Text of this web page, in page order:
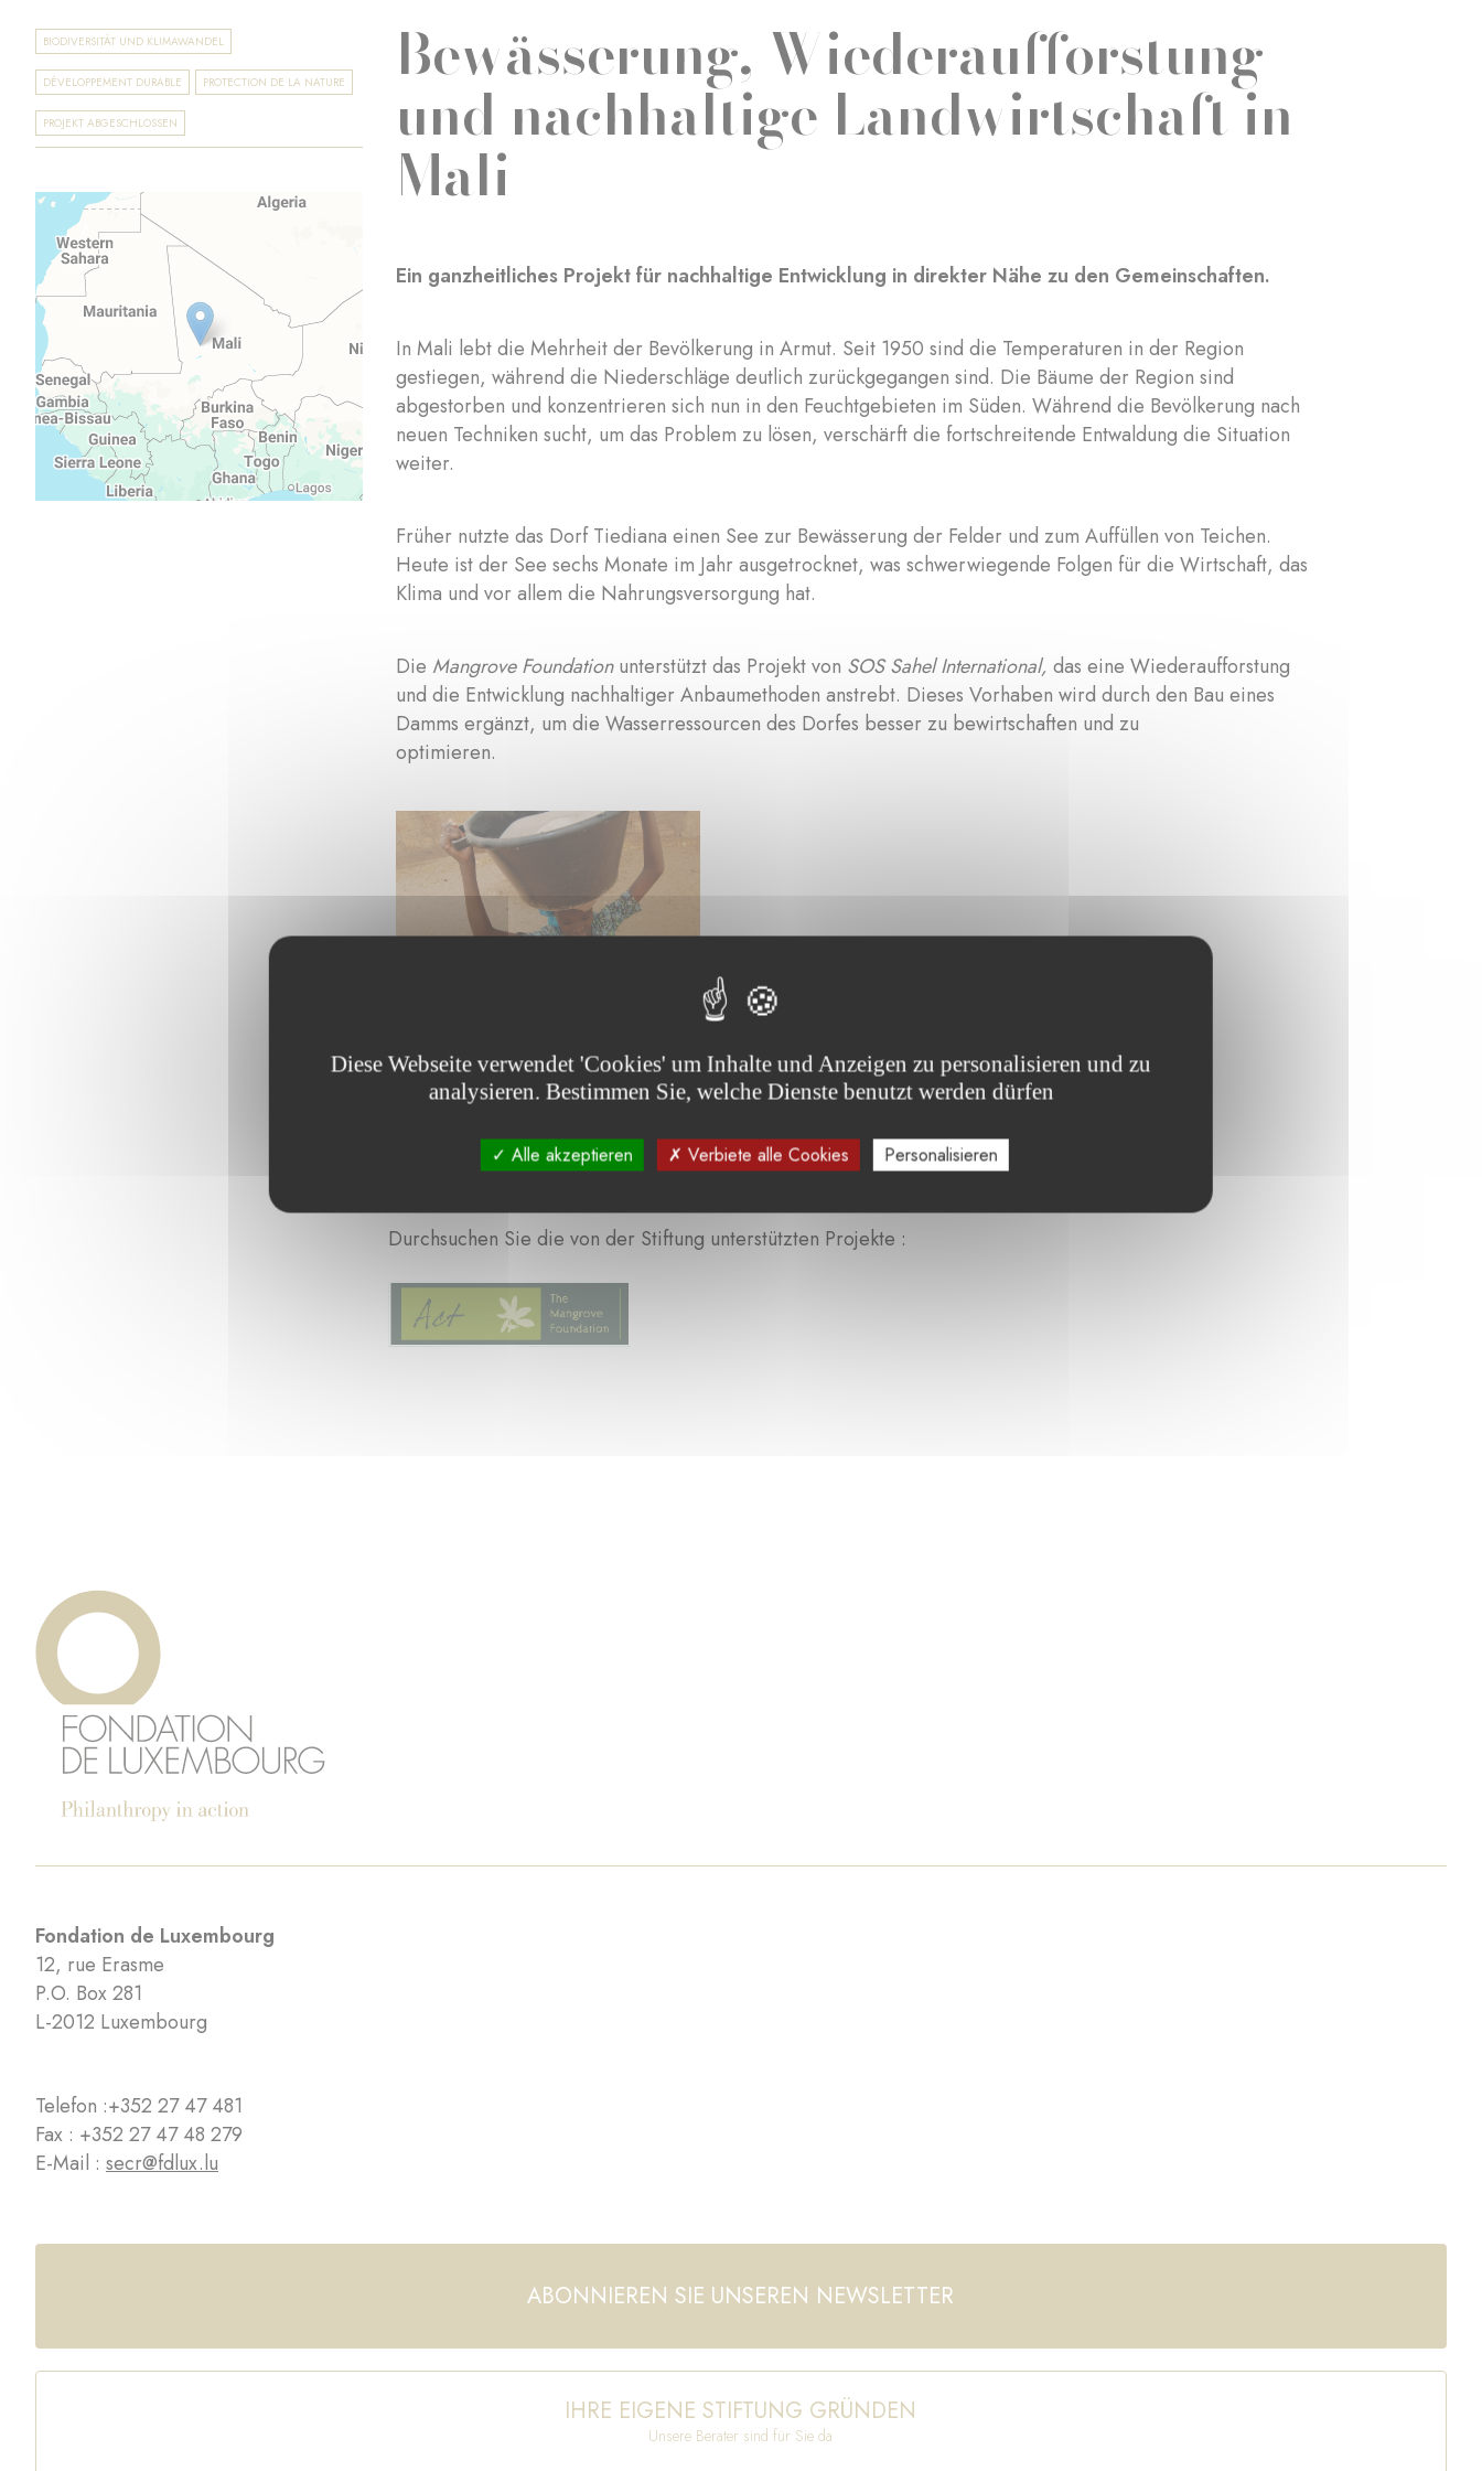
BIODIVERSITÄT UND KLIMAWANDEL
DÉVELOPPEMENT DURABLE PROTECTION DE LA NATURE
PROJEKT ABGESCHLOSSEN
Bewässerung, Wiederaufforstung
und nachhaltige Landwirtschaft in
Mali
Ein ganzheitliches Projekt für nachhaltige Entwicklung in direkter Nähe zu den Gemeinschaften.
In Mali lebt die Mehrheit der Bevölkerung in Armut. Seit 1950 sind die Temperaturen in der Region
gestiegen, während die Niederschläge deutlich zurückgegangen sind. Die Bäume der Region sind
abgestorben und konzentrieren sich nun in den Feuchtgebieten im Süden. Während die Bevölkerung nach
neuen Techniken sucht, um das Problem zu lösen, verschärft die fortschreitende Entwaldung die Situation
weiter.
Früher nutzte das Dorf Tiediana einen See zur Bewässerung der Felder und zum Auffüllen von Teichen.
Heute ist der See sechs Monate im Jahr ausgetrocknet, was schwerwiegende Folgen für die Wirtschaft, das
Klima und vor allem die Nahrungsversorgung hat.
Die Mangrove Foundationunterstützt das Projekt von SOS Sahel International,das eine Wiederaufforstung
und die Entwicklung nachhaltiger Anbaumethoden anstrebt. Dieses Vorhaben wird durch den Bau eines
Damms ergänzt, um die Wasserressourcen des Dorfes besser zu bewirtschaften und zu
optimieren.
Durchsuchen Sie die von der Stiftung unterstützten Projekte :
Fondation de Luxembourg
12, rue Erasme
P.O. Box 281
L-2012 Luxembourg
Telefon :+352 27 47 481
Fax : +352 27 47 48 279
E-Mail : secr@fdlux.lu
ABONNIEREN SIE UNSEREN NEWSLETTER
IHRE EIGENE STIFTUNG GRÜNDEN
Unsere Berater sind für Sie da
Diese Webseite verwendet 'Cookies' um Inhalte und Anzeigen zu personalisieren und zu
analysieren. Bestimmen Sie, welche Dienste benutzt werden dürfen
Alle akzeptieren Verbiete alle Cookies Personalisieren